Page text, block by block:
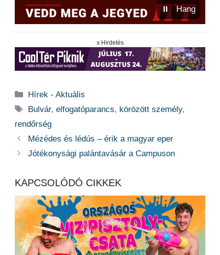
⏸ Hang
x Hirdetés
Kategória
Hírek - Aktuális
Címkék
Bulvár,elfogatóparancs, körözött személy,
rendőrség
Mézédes és lédús – érik a magyar eper
Jótékonysági palántavásár a Campuson
KAPCSOLÓDÓ CIKKEK